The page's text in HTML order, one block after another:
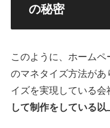
の秘密
このように、ホーム
のマネタイズ方法があ
イズを実現している
して制作をしている